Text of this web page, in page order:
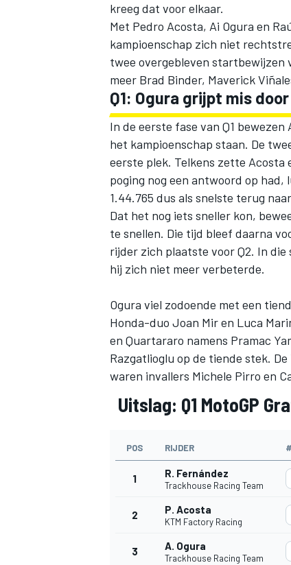
kreeg dat voor elkaar.
Met Pedro Acosta, Ai Ogura en
kampioenschap zich niet
twee overgebleven startbewijzen
meer Brad Binder, Maverick
Q1: Ogura grijpt mis
In de eerste fase van Q1
het kampioenschap staan. De
eerste plek. Telkens zette
poging nog een antwoord op
1.44.765 dus als snelste terug
Dat het nog iets sneller kon,
te snellen. Die tijd bleef daarna
rijder zich plaatste voor Q2. In
hij zich niet meer verbeterde.
Ogura viel zodoende met een
Honda-duo Joan Miren Luca
en Quartararo namens Pramac
Razgatlioglu op de tiende stek.
waren invallers Michele Pirro en
Uitslag: Q1 MotoGP
POS RIJDER #
1 R. Fernández
Trackhouse Racing Team
2 P. Acosta
KTM Factory Racing
3 A. Ogura
Trackhouse Racing Team